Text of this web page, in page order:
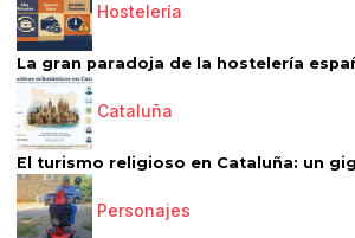
Hostelería
La gran paradoja de la hostelería
Cataluña
El turismo religioso en Cataluña: un
Personajes